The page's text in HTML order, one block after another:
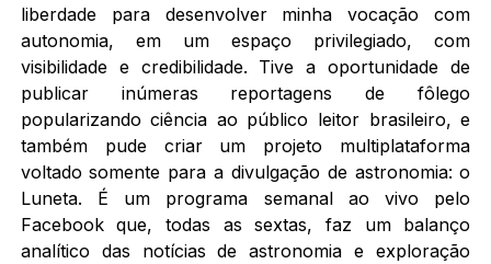
liberdade para desenvolver minha vocação com
autonomia, em um espaço privilegiado, com
visibilidade e credibilidade. Tive a oportunidade de
publicar inúmeras reportagens de fôlego
popularizando ciência ao público leitor brasileiro, e
também pude criar um projeto multiplataforma
voltado somente para a divulgação de astronomia: o
Luneta. É um programa semanal ao vivo pelo
Facebook que, todas as sextas, faz um balanço
analítico das notícias de astronomia e exploração